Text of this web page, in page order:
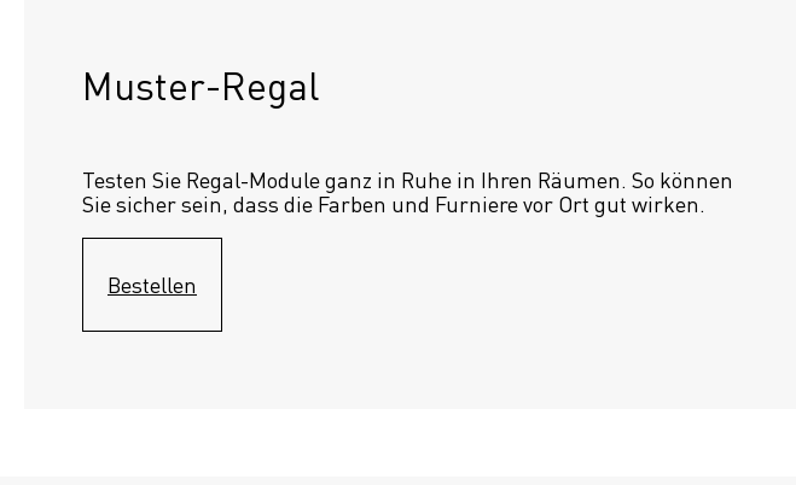
Muster-Regal
Testen Sie Regal-Module ganz in Ruhe in Ihren Räumen. So können
Sie sicher sein, dass die Farben und Furniere vor Ort gut wirken.
Bestellen